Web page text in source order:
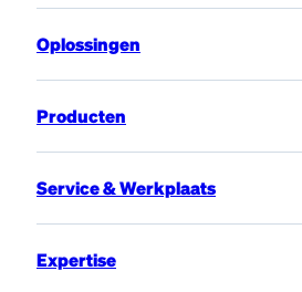
Oplossingen
Producten
Service & Werkplaats
Expertise